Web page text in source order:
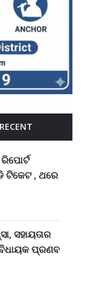
RECENT
ଟିକେଟ , ଥରେ
ସହାୟତାର
ବିଧାୟକ ପ୍ରଣବ